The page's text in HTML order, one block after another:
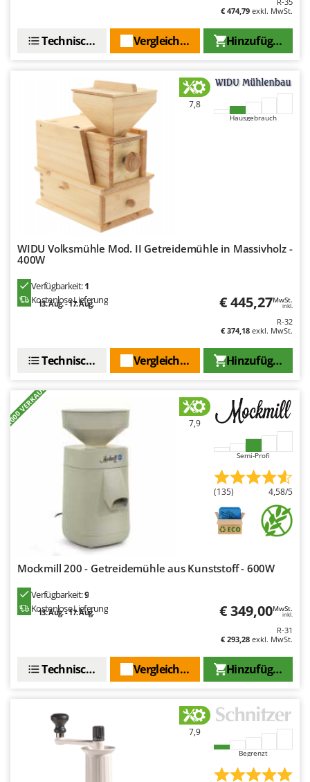
Wiper EcoRobot
Wolf Garten
Yard Force
Zanon
Zephir
ZGrills
Zomax
€ 474,79 exkl. MwSt.
Hinzufügen
Vergleichen Sie
Technische Daten
7,8
Hausgebrauch
WIDU Volksmühle Mod. II Getreidemühle in Massivholz -
400W
Verfügbarkeit:1
Kostenlose Lieferung
13. Aug. - 17. Aug. € 445,27MwSt.
inkl.
R-32
€ 374,18 exkl. MwSt.
Hinzufügen
Vergleichen Sie
Technische Daten
+1000 VERKAUFT 7,9
Semi-Profi
(135) 4,58/5
Mockmill 200 - Getreidemühle aus Kunststoff - 600W
Verfügbarkeit:9
Kostenlose Lieferung
13. Aug. - 17. Aug. € 349,00MwSt.
inkl.
R-31
€ 293,28 exkl. MwSt.
Hinzufügen
Vergleichen Sie
Technische Daten
7,9
Begrenzt